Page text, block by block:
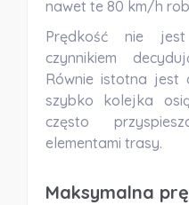
nawet te 80 km/h
Prędkość nie
czynnikiem
Równie istotna jest
szybko kolejka
często
elementami trasy.
Maksymalna